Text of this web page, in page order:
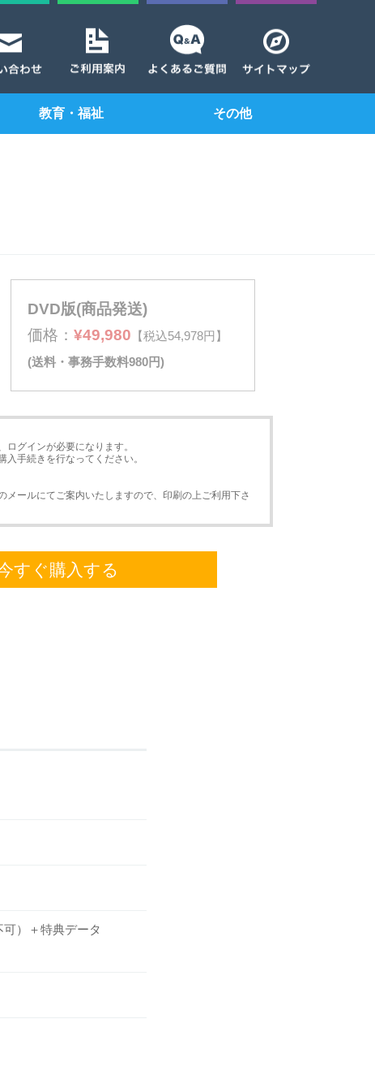
教育・福祉 その他
DVD版(商品発送)
価格： ¥49,980 【税込54,978円】
(送料・事務手数料980円)
グインが必要になります。
手続きを行なってください。
ールにてご案内いたしますので、印刷の上ご利用下さ
すぐ購入する
）＋特典データ